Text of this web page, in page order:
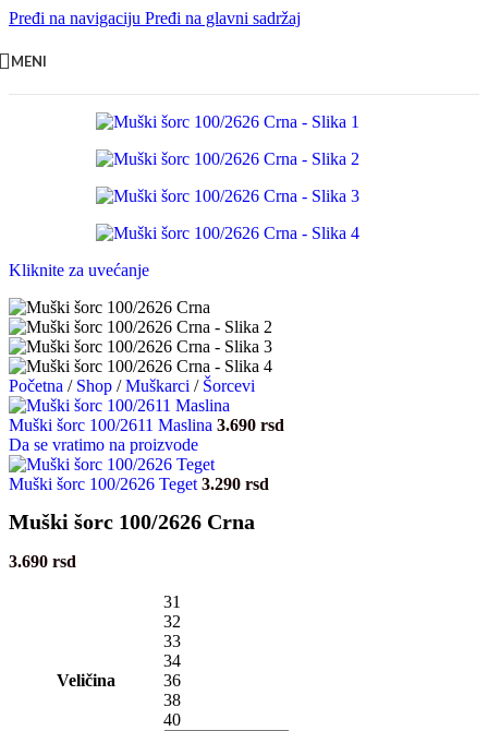
Pređi na navigaciju Pređi na glavni sadržaj
MENI
Kliknite za uvećanje
Početna / Shop / Muškarci / Šorcevi
Muški šorc 100/2611 Maslina 3.690 rsd
Da se vratimo na proizvode
Muški šorc 100/2626 Teget 3.290 rsd
Muški šorc 100/2626 Crna
3.690 rsd
Veličina
31
32
33
34
36
38
40